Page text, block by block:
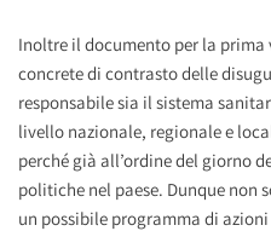
Inoltre il documento per la
concrete di contrasto delle
responsabile sia il sistema
livello nazionale, regionale e
perché già all’ordine del giorno
politiche nel paese. Dunque non
un possibile programma di